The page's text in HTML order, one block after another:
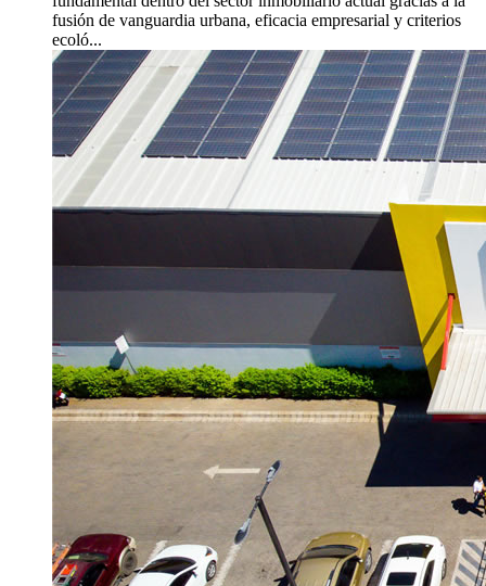
fusión de vanguardia urbana, eficacia empresarial y criterios
ecoló...